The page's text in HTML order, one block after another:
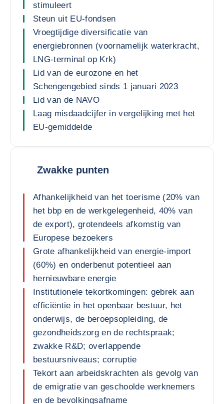
stimuleert
Steun uit EU-fondsen
Vroegtijdige diversificatie van
energiebronnen (voornamelijk waterkracht,
LNG-terminal op Krk)
Lid van de eurozone en het
Schengengebied sinds 1 januari 2023
Lid van de NAVO
Laag misdaadcijfer in vergelijking met het
EU-gemiddelde
Zwakke punten
Afhankelijkheid van het toerisme (20% van
het bbp en de werkgelegenheid, 40% van
de export), grotendeels afkomstig van
Europese bezoekers
Grote afhankelijkheid van energie-import
(60%) en onderbenut potentieel aan
hernieuwbare energie
Institutionele tekortkomingen: gebrek aan
efficiëntie in het openbaar bestuur, het
onderwijs, de beroepsopleiding, de
gezondheidszorg en de rechtspraak;
zwakke R&D; overlappende
bestuursniveaus; corruptie
Tekort aan arbeidskrachten als gevolg van
de emigratie van geschoolde werknemers
en de bevolkingsafname